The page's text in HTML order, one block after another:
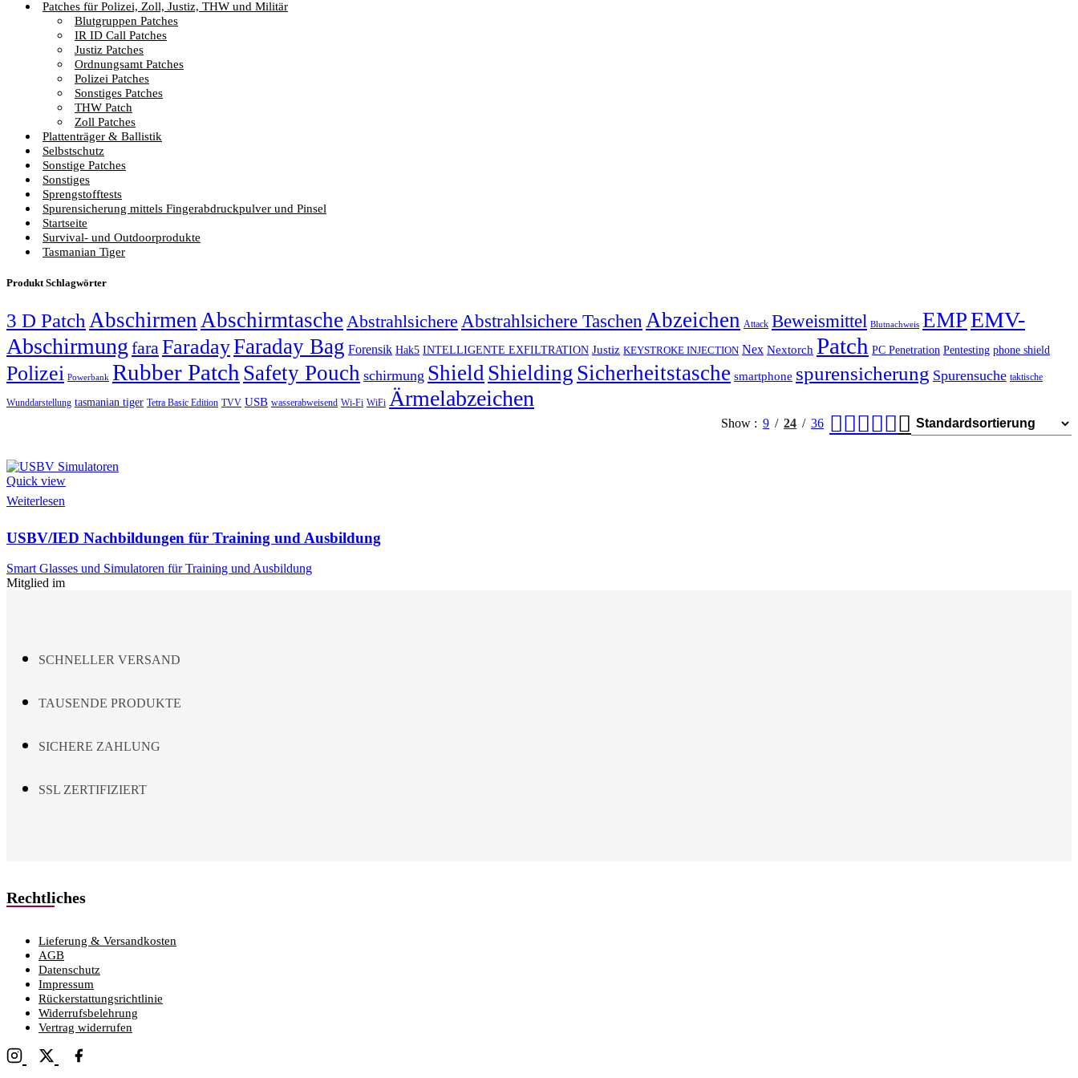
Patches für Polizei, Zoll, Justiz, THW und Militär
Blutgruppen Patches
IR ID Call Patches
Justiz Patches
Ordnungsamt Patches
Polizei Patches
Sonstiges Patches
THW Patch
Zoll Patches
Plattenträger & Ballistik
Selbstschutz
Sonstige Patches
Sonstiges
Sprengstofftests
Spurensicherung mittels Fingerabdruckpulver und Pinsel
Startseite
Survival- und Outdoorprodukte
Tasmanian Tiger
Produkt Schlagwörter
3 D Patch Abschirmen Abschirmtasche Abstrahlsichere Abstrahlsichere Taschen Abzeichen Attack Beweismittel Blutnachweis EMPEMV-
Abschirmung faraFaradayFaraday Bag Forensik Hak5 INTELLIGENTE EXFILTRATION Justiz KEYSTROKE INJECTION Nex Nextorch Patch PC Penetration Pentesting phone shield
Polizei Powerbank Rubber Patch Safety Pouch schirmung Shield Shielding Sicherheitstasche smartphone spurensicherung Spurensuche taktische
Wunddarstellung tasmanian tiger Tetra Basic Edition TVV USB wasserabweisend Wi-Fi WiFi Ärmelabzeichen
Show 9 24 36
Quick view
Weiterlesen
USBV/IED Nachbildungen für Training und Ausbildung
Smart Glasses und Simulatoren für Training und Ausbildung
Mitglied im
SCHNELLER VERSAND
TAUSENDE PRODUKTE
SICHERE ZAHLUNG
SSL ZERTIFIZIERT
Rechtliches
Lieferung & Versandkosten
AGB
Datenschutz
Impressum
Rückerstattungsrichtlinie
Widerrufsbelehrung
Vertrag widerrufen